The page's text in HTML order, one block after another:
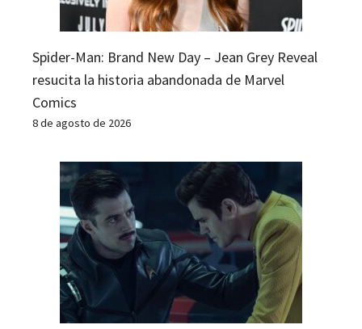
Spider-Man: Brand New Day – Jean Grey Reveal
resucita la historia abandonada de Marvel
Comics
8 de agosto de 2026